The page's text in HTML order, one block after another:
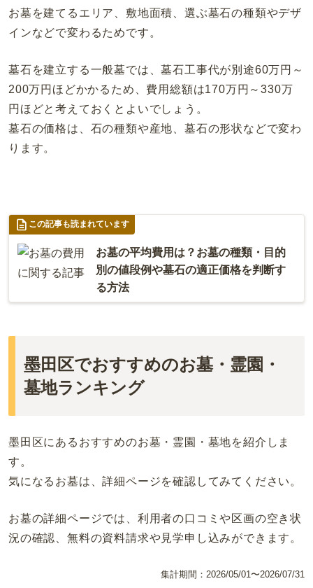
お墓を建てるエリア、敷地面積、選ぶ墓石の種類やデザ
インなどで変わるためです。
墓石を建立する一般墓では、墓石工事代が別途60万円～
200万円ほどかかるため、費用総額は170万円～330万
円ほどと考えておくとよいでしょう。
墓石の価格は、石の種類や産地、墓石の形状などで変わ
ります。
この記事も読まれています
お墓の平均費用は？お墓の種類・目的
別の値段例や墓石の適正価格を判断す
る方法
墨田区でおすすめのお墓・霊園・
墓地ランキング
墨田区にあるおすすめのお墓・霊園・墓地を紹介しま
す。
気になるお墓は、詳細ページを確認してみてください。
お墓の詳細ページでは、利用者の口コミや区画の空き状
況の確認、無料の資料請求や見学申し込みができます。
集計期間： 2026/05/01〜2026/07/31